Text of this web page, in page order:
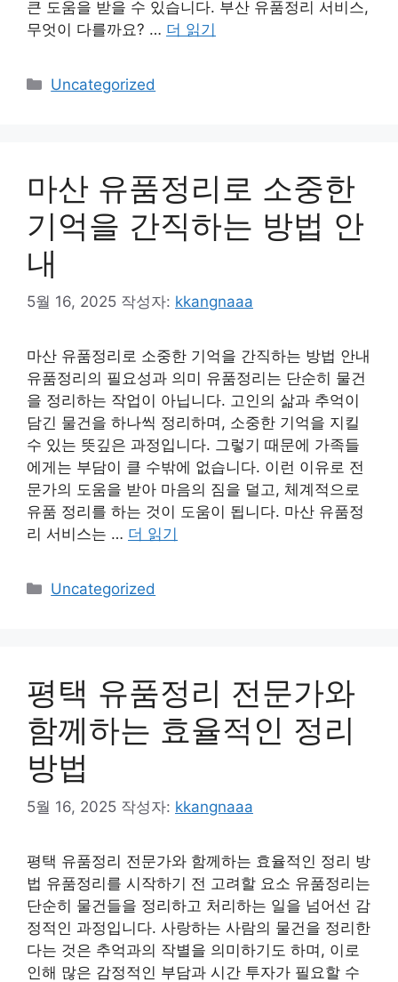
큰 도움을 받을 수 있습니다. 부산 유품정리 서비스,
무엇이 다를까요? … 더 읽기
카
Uncategorized
마산 유품정리로 소중한
기억을 간직하는 방법 안
내
5월 16, 2025 작성자: kkangnaaa
마산 유품정리로 소중한 기억을 간직하는 방법 안내
유품정리의 필요성과 의미 유품정리는 단순히 물건
을 정리하는 작업이 아닙니다. 고인의 삶과 추억이
담긴 물건을 하나씩 정리하며, 소중한 기억을 지킬
수 있는 뜻깊은 과정입니다. 그렇기 때문에 가족들
에게는 부담이 클 수밖에 없습니다. 이런 이유로 전
문가의 도움을 받아 마음의 짐을 덜고, 체계적으로
유품 정리를 하는 것이 도움이 됩니다. 마산 유품정
리 서비스는 … 더 읽기
카
Uncategorized
평택 유품정리 전문가와
함께하는 효율적인 정리
방법
5월 16, 2025 작성자: kkangnaaa
평택 유품정리 전문가와 함께하는 효율적인 정리 방
법 유품정리를 시작하기 전 고려할 요소 유품정리는
단순히 물건들을 정리하고 처리하는 일을 넘어선 감
정적인 과정입니다. 사랑하는 사람의 물건을 정리한
다는 것은 추억과의 작별을 의미하기도 하며, 이로
인해 많은 감정적인 부담과 시간 투자가 필요할 수